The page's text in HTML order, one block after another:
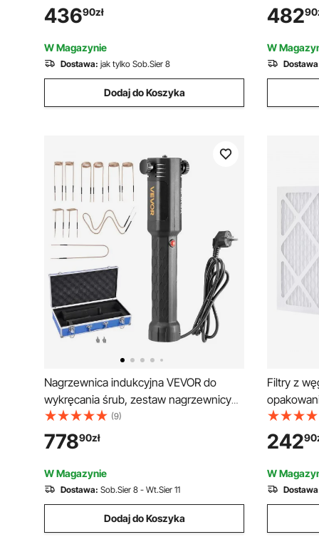
43690zł
W Magazynie
Dostawa: jak tylko Sob.Sier 8
Dodaj do Koszyka
wesela,
48290
W
Nagrzewnica indukcyjna VEVOR do
wykręcania śrub, zestaw nagrzewnicy
indukcyjnej magnetycznej 1100 W,
nagrzewnica do wykręcania
zardzewiałych śrub, narzędzia do
naprawy w warsztacie samochodowym
z 10 cewkami
(9)
77890zł
W Magazynie
Dostawa: Sob.Sier 8 - Wt.Sier 11
Dodaj do Koszyka
Filtry z
BlueDri i
VEVOR,
24290
W